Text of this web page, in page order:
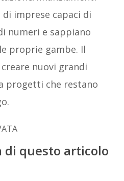
imprese capaci di
numeri e sappiano
proprie gambe. Il
nuovi grandi
progetti che restano
questo articolo